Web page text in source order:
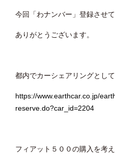
今回「わナンバー」登録させ
ありがとうございます。
都内でカーシェアリングとし
https://www.earthcar.co.jp/
reserve.do?car_id=2204
フィアット５００の購入を考